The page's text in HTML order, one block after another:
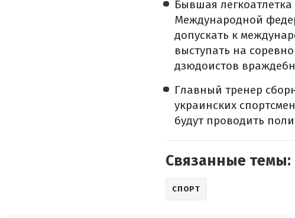
Бывшая легкоатлетка
Международной
допускать к
выступать на
дзюдоистов
Главный тренер
украинских
будут проводить
Связанные темы:
СПОРТ